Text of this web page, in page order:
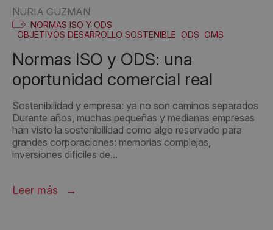
NURIA GUZMAN
NORMAS ISO Y ODS
OBJETIVOS DESARROLLO SOSTENIBLE ODS OMS
Normas ISO y ODS: una
oportunidad comercial real
Sostenibilidad y empresa: ya no son caminos separados
Durante años, muchas pequeñas y medianas empresas
han visto la sostenibilidad como algo reservado para
grandes corporaciones: memorias complejas,
inversiones difíciles de...
Leer más